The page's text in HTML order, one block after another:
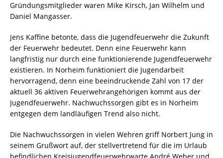
Gründungsmitglieder waren Mike Kirsch, Jan Wilhelm und
Daniel Mangasser.
Jens Kaffine betonte, dass die Jugendfeuerwehr die Zukunft
der Feuerwehr bedeutet. Denn eine Feuerwehr kann
langfristig nur durch eine funktionierende Jugendfeuerwehr
existieren. In Norheim funktioniert die Jugendarbeit
hervorragend, denn eine beeindruckende Zahl von 17 der
aktuell 36 aktiven Feuerwehrangehörigen kommt aus der
Jugendfeuerwehr. Nachwuchssorgen gibt es in Norheim
entgegen dem landläufigen Trend also nicht.
Die Nachwuchssorgen in vielen Wehren griff Norbert Jung in
seinem Grußwort auf, der stellvertretend für die im Urlaub